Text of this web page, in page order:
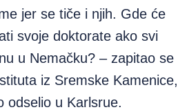
jer se tiče i njih. Gde će
svoje doktorate ako svi
u Nemačku? – zapitao se
iz Sremske Kamenice,
odselio u Karlsrue.